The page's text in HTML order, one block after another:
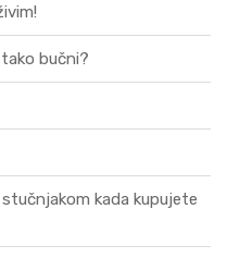
bučni?
kada kupujete